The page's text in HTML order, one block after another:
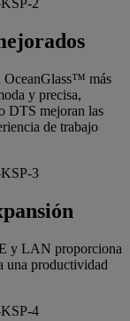
OceanGlass™ más
y precisa,
DTS mejoran las
de trabajo
y LAN proporciona
una productividad